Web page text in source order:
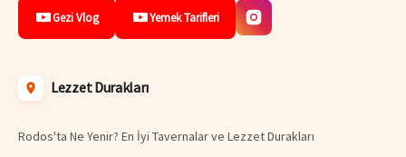
Gezi Vlog Yemek Tarifleri
Lezzet Durakları
Rodos'ta Ne Yenir? En İyi Tavernalar ve Lezzet Durakları